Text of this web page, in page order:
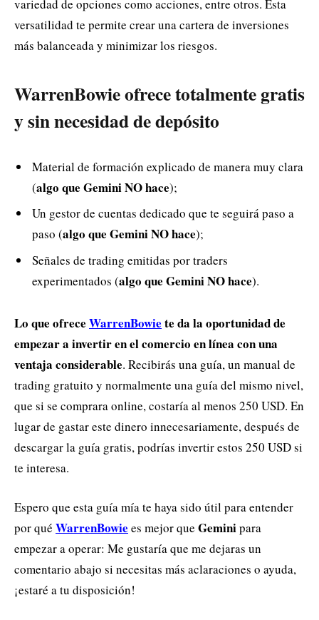
variedad de opciones como acciones, entre otros. Esta
versatilidad te permite crear una cartera de inversiones
más balanceada y minimizar los riesgos.
WarrenBowie ofrece totalmente gratis
y sin necesidad de depósito
Material de formación explicado de manera muy clara
(algo que Gemini NO hace);
Un gestor de cuentas dedicado que te seguirá paso a
paso (algo que Gemini NO hace);
Señales de trading emitidas por traders
experimentados (algo que Gemini NO hace).
Lo que ofrece WarrenBowie te da la oportunidad de
empezar a invertir en el comercio en línea con una
ventaja considerable. Recibirás una guía, un manual de
trading gratuito y normalmente una guía del mismo nivel,
que si se comprara online, costaría al menos 250 USD. En
lugar de gastar este dinero innecesariamente, después de
descargar la guía gratis, podrías invertir estos 250 USD si
te interesa.
Espero que esta guía mía te haya sido útil para entender
por qué WarrenBowie es mejor que Geminipara
empezar a operar: Me gustaría que me dejaras un
comentario abajo si necesitas más aclaraciones o ayuda,
¡estaré a tu disposición!